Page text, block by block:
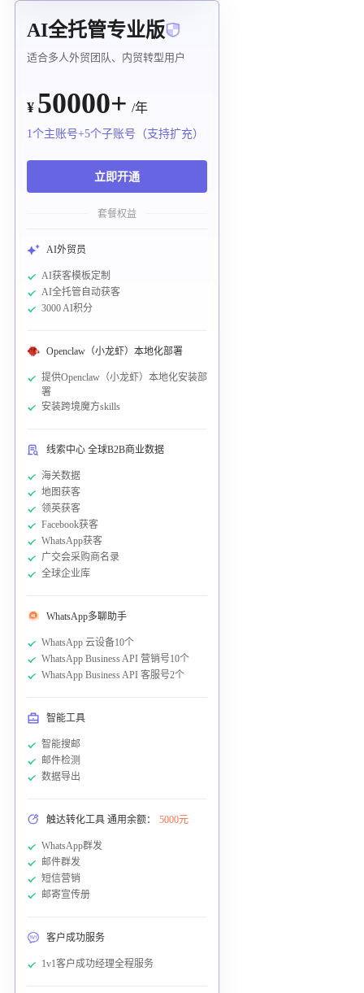
AI全托管专业版
适合多人外贸团队、内贸转型用户
¥ 50000+ /年
1个主账号+5个子账号（支持扩充）
立即开通
套餐权益
AI外贸员
AI获客模板定制
AI全托管自动获客
3000 AI积分
Openclaw（小龙虾）本地化部署
提供Openclaw（小龙虾）本地化安装部
署
安装跨境魔方skills
线索中心 全球B2B商业数据
海关数据
地图获客
领英获客
Facebook获客
WhatsApp获客
广交会采购商名录
全球企业库
WhatsApp多聊助手
WhatsApp 云设备10个
WhatsApp Business API 营销号10个
WhatsApp Business API 客服号2个
智能工具
智能搜邮
邮件检测
数据导出
触达转化工具 通用余额： 5000元
WhatsApp群发
邮件群发
短信营销
邮寄宣传册
客户成功服务
1v1客户成功经理全程服务